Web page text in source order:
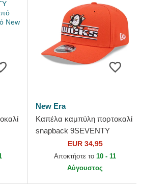
New Era
Καπέλα καμπύλη πορτοκαλί
snapback 9SEVENTY
Stretch Snap Stated από
Anaheim Ducks NHL από
EUR 34,95
Αποκτήστε το 10 - 11
Αύγουστος